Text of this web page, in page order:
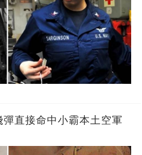
直接命中小霸本土空軍